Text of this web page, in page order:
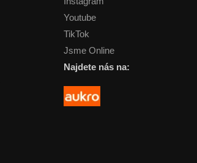
Youtube
TikTok
Jsme Online
Najdete nás na: